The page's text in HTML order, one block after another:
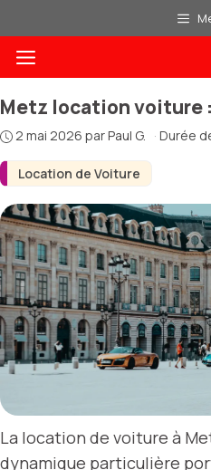
au
contenuMenu
Location de Voiture
Metz location voiture
2 mai 2026 parPaul G. · Durée
La location de voiture à
dynamique particulière